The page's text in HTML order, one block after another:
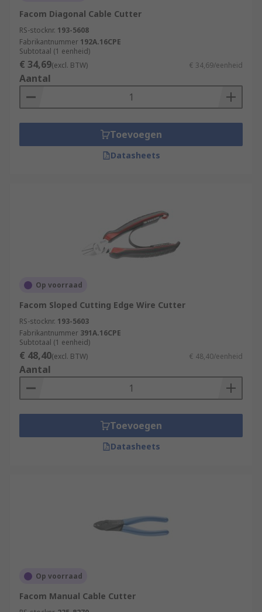
Facom Diagonal Cable Cutter
RS-stocknr. 193-5608
Fabrikantnummer 192A.16CPE
Subtotaal (1 eenheid)
€ 34,69(excl. BTW) € 34,69/eenheid
Aantal
Toevoegen
Datasheets
Op voorraad
Facom Sloped Cutting Edge Wire Cutter
RS-stocknr. 193-5603
Fabrikantnummer 391A.16CPE
Subtotaal (1 eenheid)
€ 48,40(excl. BTW) € 48,40/eenheid
Aantal
Toevoegen
Datasheets
Op voorraad
Facom Manual Cable Cutter